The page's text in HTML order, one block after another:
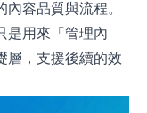
容品質與流程。
是用來「管理內
層，支援後續的效